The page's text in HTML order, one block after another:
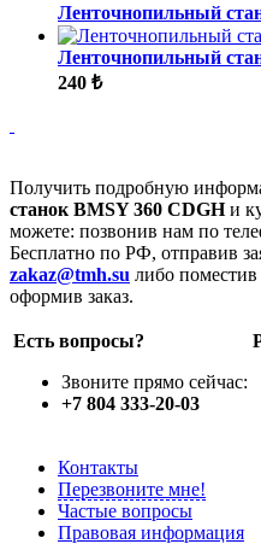
Ленточнопильный
Ленточнопильный
240 ₺
Получить подробную
станок BMSY 360 CDGHи
можете: позвонив нам по
Бесплатно по РФ, отправив
zakaz@tmh.su либо
оформив заказ.
Есть вопросы?
Звоните прямо сейчас:
+7 804 333-20-03
Контакты
Перезвоните мне!
Частые вопросы
Правовая информация